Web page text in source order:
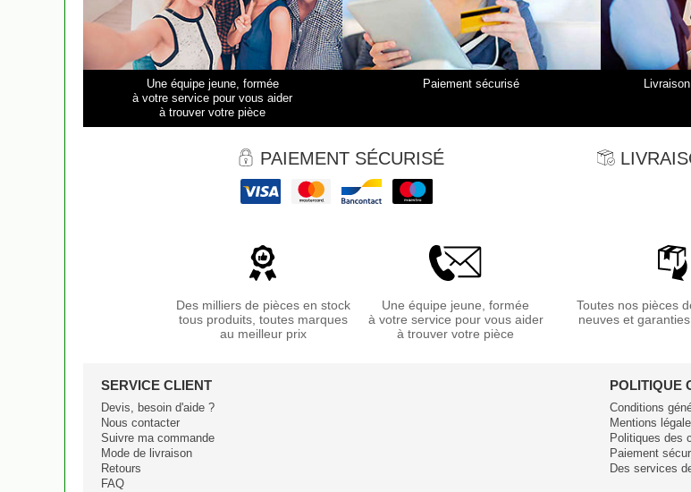
Une équipe jeune, formée
à votre service pour vous aider
à trouver votre pièce
Paiement sécurisé
PAIEMENT SÉCURISÉ
Des milliers de pièces en stock
tous produits, toutes marques
au meilleur prix
Une équipe jeune, formée
à votre service pour vous aider
à trouver votre pièce
Toutes nos pièces
neuves et
SERVICE CLIENT
Devis, besoin d'aide ?
Nous contacter
Suivre ma commande
Mode de livraison
Retours
FAQ
POLITIQUE
Conditions
Mentions
Politiques des
Paiement
Des services